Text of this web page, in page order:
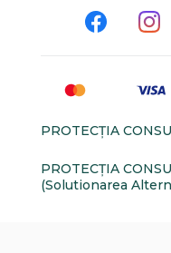
PROTECŢIA
PROTECŢIA
(Solutionarea